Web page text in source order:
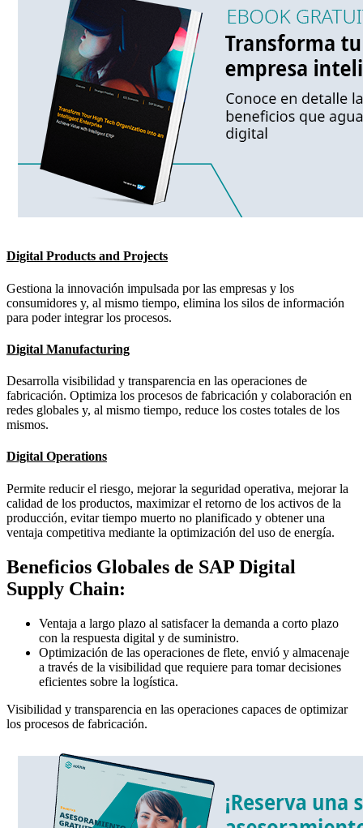
Digital Products and Projects
Gestiona la innovación impulsada por las empresas y los
consumidores y, al mismo tiempo, elimina los silos de información
para poder integrar los procesos.
Digital Manufacturing
Desarrolla visibilidad y transparencia en las operaciones de
fabricación. Optimiza los procesos de fabricación y colaboración en
redes globales y, al mismo tiempo, reduce los costes totales de los
mismos.
Digital Operations
Permite reducir el riesgo, mejorar la seguridad operativa, mejorar la
calidad de los productos, maximizar el retorno de los activos de la
producción, evitar tiempo muerto no planificado y obtener una
ventaja competitiva mediante la optimización del uso de energía.
Beneficios Globales de SAP Digital
Supply Chain:
Ventaja a largo plazo al satisfacer la demanda a corto plazo
con la respuesta digital y de suministro.
Optimización de las operaciones de flete, envió y almacenaje
a través de la visibilidad que requiere para tomar decisiones
eficientes sobre la logística.
Visibilidad y transparencia en las operaciones capaces de optimizar
los procesos de fabricación.